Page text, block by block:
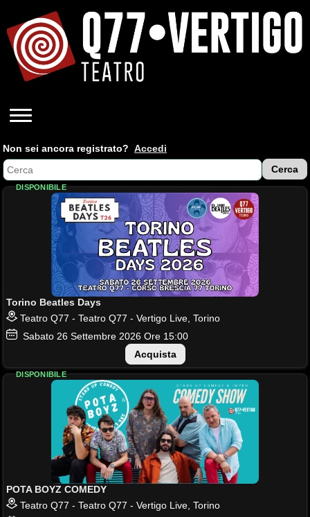
Non sei ancora registrato? Accedi
Torino Beatles Days
Teatro Q77 - Teatro Q77 - Vertigo Live, Torino
Sabato 26 Settembre 2026 Ore 15:00
DISPONIBILE
Acquista
POTA BOYZ COMEDY
Teatro Q77 - Teatro Q77 - Vertigo Live, Torino
DISPONIBILE